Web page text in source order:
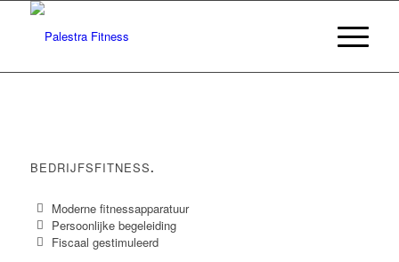
BEDRIJFSFITNESS.
Moderne fitnessapparatuur
Persoonlijke begeleiding
Fiscaal gestimuleerd